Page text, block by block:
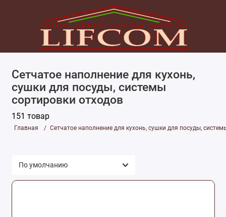
Сетчатое наполнение для кухонь,
сушки для посуды, системы
сортировки отходов
151 товар
Главная Сетчатое наполнение для кухонь, сушки для посуды,